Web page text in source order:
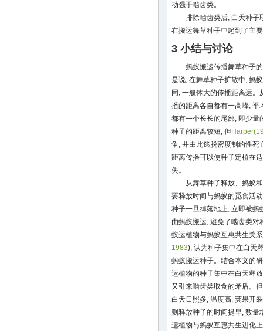
动强于啮齿类。
排除啮齿类后, 白天种子
在搬运舞草种子中起到了主
3 小结与讨论
蚂蚁搬运传播舞草种子
是说, 在舞草种子扩散中, 蚂
同, 一般体大的传播距离远
播的距离各自都有一高峰,
都有一个长长的尾部, 即少量
种子的距离较短, 但
争, 并由此逃脱密度制约性死
距离传播可以使种子定植在
失。
从舞草种子释放、蚂蚁
要释放时间与蚂蚁的觅食活
种子一旦掉落地上, 立即被蚂
由蚂蚁搬运, 避免了啮齿类
蚁运植物与蚂蚁互惠共生关
1983), 认为种子集中在白天
蚂蚁搬运种子。结合本文的
运植物的种子集中在白天释
又引来啮齿类取食的矛盾。
白天日照多, 温度高, 荚果开
则释放种子的时间提早, 数
运植物与蚂蚁互惠共生进化